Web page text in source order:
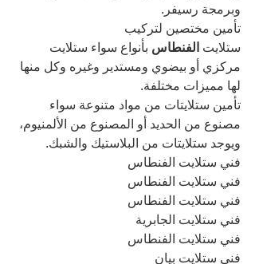
وبرمجة رسيفر.
تأمين مختصين لتركيب
ستلايت الفنطاس بأنواع سواء ستلايت
مركزي أو بيضوي ومستدير وغيره وكل منها
لها مميزات مختلفة.
تأمين ستلايتات من مواد متنوعة سواء
مصنوع من الحديد أو المصنوع من الألمنيوم،
ويوجد ستلايتات من البلاستيك والشبك.
فني ستلايت الفنطاس
فني ستلايت الفنطاس
فني ستلايت الفنطاس
فني ستلايت الجابرية
فني ستلايت الفنطاس
فني ستلايت بيان